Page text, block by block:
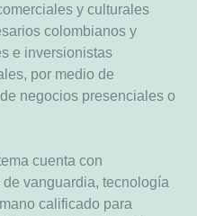
y culturales
colombianos y
e inversionistas
por medio de
negocios presenciales o
cuenta con
de vanguardia, tecnología
calificado para